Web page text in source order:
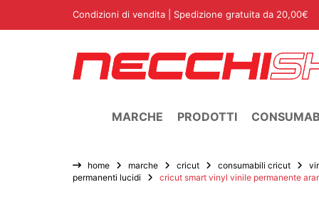
Condizioni di vendita | Spedizione gratuita da 20,00€
MARCHE PRODOTTI
home marche cricut consumabili cricut
permanenti lucidi
cricut smart vinyl vinile permanente